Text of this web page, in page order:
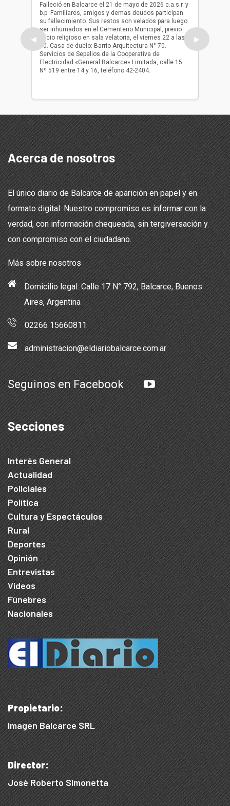
◀
Falleció en Balcarce el 21 de mayo de 2026 c.a.s.r. y
b.p. Familiares, amigos y demas deudos participan
su fallecimiento. Sus restos son velados para luego
ser inhumados en el Cementerio Municipal, previo
oficio religioso en sala velatoria, el viernes 22 a las
10. Casa de duelo: Barrio Arquitectura N° 70.
Servicios de Sepelios de la Cooperativa de
Electricidad «General Balcarce» Limitada, calle 15
Nº 519 entre 14 y 16, teléfono 42-2404.
ser
oficio
▶
Acerca de nosotros
El único diario de Balcarce de aparición en papel y en
formato digital. Nuestro compromiso es informar con la
verdad, con información chequeada, sin tergiversación y
con compromiso con el ciudadano.
Más sobre nosotros
Domicilio legal: Calle 17 N° 792, Balcarce, Buenos
Aires, Argentina
02266 15660811
administracion@eldiariobalcarce.com.ar
Seguinos en Facebook
Secciones
Interés General
Actualidad
Policiales
Política
Cultura y Espectáculos
Rural
Deportes
Opinión
Entrevistas
Videos
Fúnebres
Nacionales
Propietario:
Imagen Balcarce SRL
Director:
José Roberto Simonetta